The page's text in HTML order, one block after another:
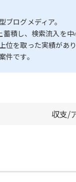
ログメディア。
積し、検索流入を中
を取った実績があ
です。
収支/